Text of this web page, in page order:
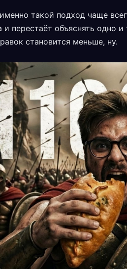
такой подход чаще
и перестаёт объяснять одно
становится меньше, ну.